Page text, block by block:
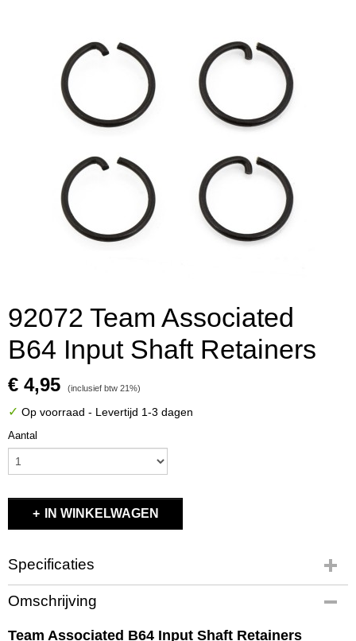
92072 Team Associated
B64 Input Shaft Retainers
€ 4,95 (inclusief btw 21%)
✓ Op voorraad - Levertijd 1-3 dagen
Aantal
IN WINKELWAGEN
Specificaties
Productcode
92072
EAN code
Omschrijving
Team Associated B64 Input Shaft Retainers